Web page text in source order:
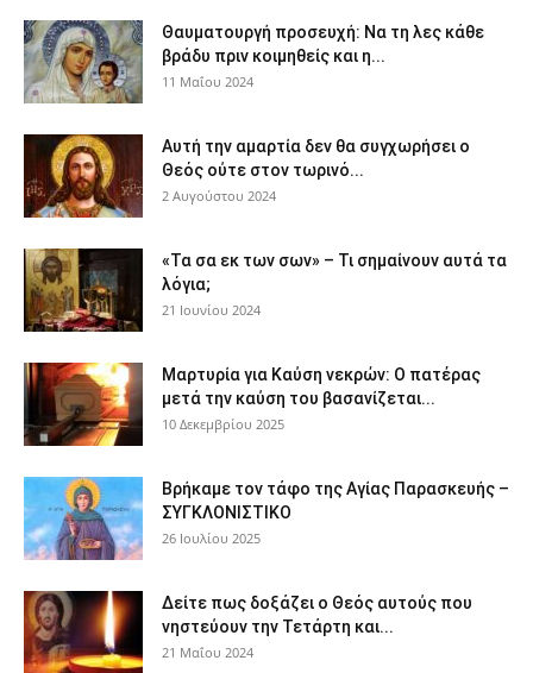
Θαυματουργή προσευχή: Να τη λες κάθε
βράδυ πριν κοιμηθείς και η...
11 Μαΐου 2024
Αυτή την αμαρτία δεν θα συγχωρήσει ο
Θεός ούτε στον τωρινό...
2 Αυγούστου 2024
«Τα σα εκ των σων» – Τι σημαίνουν αυτά τα
λόγια;
21 Ιουνίου 2024
Μαρτυρία για Καύση νεκρών: Ο πατέρας
μετά την καύση του βασανίζεται...
10 Δεκεμβρίου 2025
Βρήκαμε τον τάφο της Αγίας Παρασκευής –
ΣΥΓΚΛΟΝΙΣΤΙΚΟ
26 Ιουλίου 2025
Δείτε πως δοξάζει ο Θεός αυτούς που
νηστεύουν την Τετάρτη και...
21 Μαΐου 2024